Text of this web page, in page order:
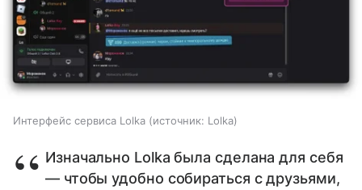
Интерфейс сервиса Lolka источник: Lolka
Изначально Lolka была сделана для себя
— чтобы удобно собираться с друзьями,